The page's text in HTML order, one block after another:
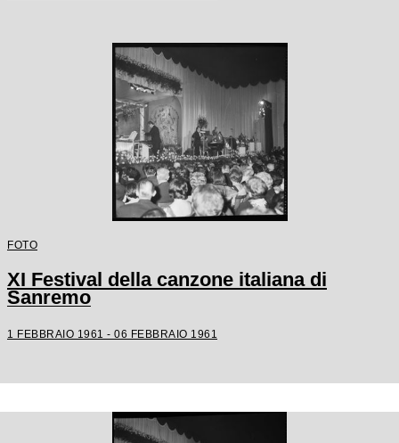
FOTO
XI Festival della canzone italiana di
Sanremo
1 FEBBRAIO 1961 - 06 FEBBRAIO 1961